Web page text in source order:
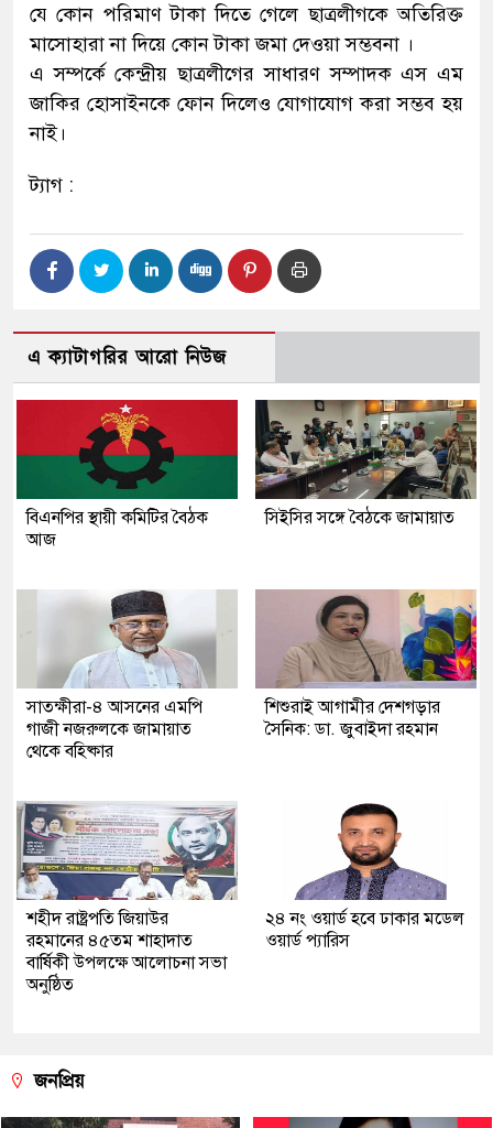
যে কোন পরিমাণ টাকা দিতে গেলে ছাত্রলীগকে অতিরিক্ত
মাসোহারা না দিয়ে কোন টাকা জমা দেওয়া সম্ভবনা ।
এ সম্পর্কে কেন্দ্রীয় ছাত্রলীগের সাধারণ সম্পাদক এস এম
জাকির হোসাইনকে ফোন দিলেও যোগাযোগ করা সম্ভব হয়
নাই।
ট্যাগ :
এ ক্যাটাগরির আরো নিউজ
বিএনপির স্থায়ী কমিটির বৈঠক
আজ
সিইসির সঙ্গে বৈঠকে জামায়াত
সাতক্ষীরা-৪ আসনের এমপি
গাজী নজরুলকে জামায়াত
থেকে বহিষ্কার
শিশুরাই আগামীর দেশগড়ার
সৈনিক: ডা. জুবাইদা রহমান
শহীদ রাষ্ট্রপতি জিয়াউর
রহমানের ৪৫তম শাহাদাত
বার্ষিকী উপলক্ষে আলোচনা সভা
অনুষ্ঠিত
২৪ নং ওয়ার্ড হবে ঢাকার মডেল
ওয়ার্ড প্যারিস
জনপ্রিয়